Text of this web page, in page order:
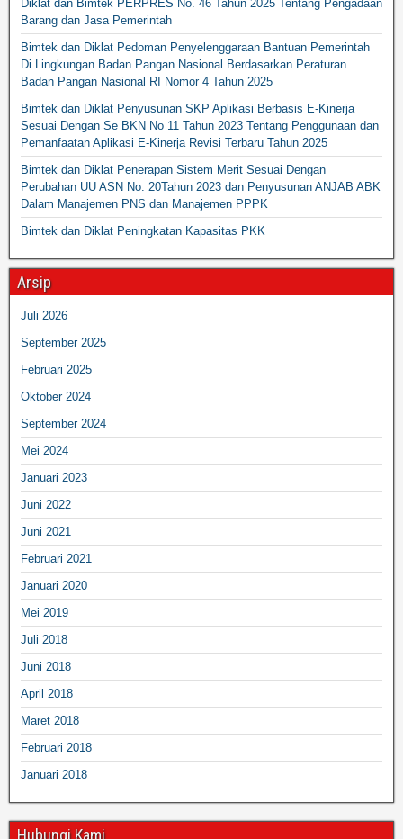
Diklat dan Bimtek PERPRES No. 46 Tahun 2025 Tentang Pengadaan
Barang dan Jasa Pemerintah
Bimtek dan Diklat Pedoman Penyelenggaraan Bantuan Pemerintah
Di Lingkungan Badan Pangan Nasional Berdasarkan Peraturan
Badan Pangan Nasional RI Nomor 4 Tahun 2025
Bimtek dan Diklat Penyusunan SKP Aplikasi Berbasis E-Kinerja
Sesuai Dengan Se BKN No 11 Tahun 2023 Tentang Penggunaan dan
Pemanfaatan Aplikasi E-Kinerja Revisi Terbaru Tahun 2025
Bimtek dan Diklat Penerapan Sistem Merit Sesuai Dengan
Perubahan UU ASN No. 20Tahun 2023 dan Penyusunan ANJAB ABK
Dalam Manajemen PNS dan Manajemen PPPK
Bimtek dan Diklat Peningkatan Kapasitas PKK
Arsip
Juli 2026
September 2025
Februari 2025
Oktober 2024
September 2024
Mei 2024
Januari 2023
Juni 2022
Juni 2021
Februari 2021
Januari 2020
Mei 2019
Juli 2018
Juni 2018
April 2018
Maret 2018
Februari 2018
Januari 2018
Hubungi Kami